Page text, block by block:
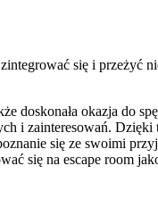
się i przeżyć
doskonała okazja do
i zainteresowań. Dzięki
się ze swoimi
się na escape room